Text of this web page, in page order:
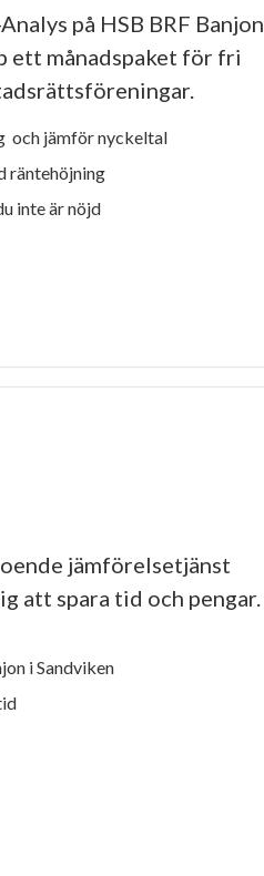
på HSB BRF Banjon
ett månadspaket för fri
och jämför nyckeltal
räntehöjning
inte är nöjd
jämförelsetjänst
att spara tid och pengar.
i Sandviken